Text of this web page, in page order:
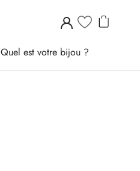
Quel est votre bijou ?